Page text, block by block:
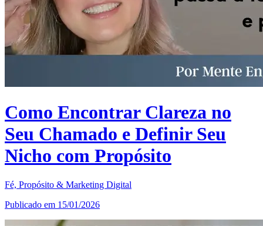
Como Encontrar Clareza no
Seu Chamado e Definir Seu
Nicho com Propósito
Fé, Propósito & Marketing Digital
Publicado em 15/01/2026